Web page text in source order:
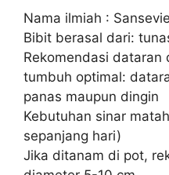
Nama ilmiah :
Bibit berasal dari:
Rekomendasi
tumbuh optimal:
panas maupun dingin
Kebutuhan sinar
sepanjang hari)
Jika ditanam di pot,